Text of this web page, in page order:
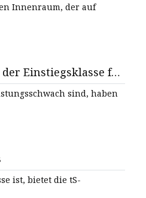
Innenraum, der auf
Einstiegsklasse für
sind, haben
ist, bietet die tS-